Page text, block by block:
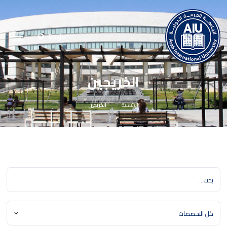
English
الخريجين
الرئيسية الخريجين